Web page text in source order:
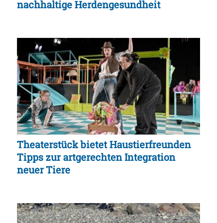
nachhaltige Herdengesundheit
Theaterstück bietet Haustierfreunden
Tipps zur artgerechten Integration
neuer Tiere